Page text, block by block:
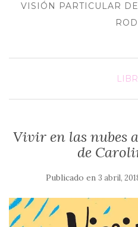
VISIÓN PARTICULAR
Vivir en las nubes
de
Publicado en 3 abril,